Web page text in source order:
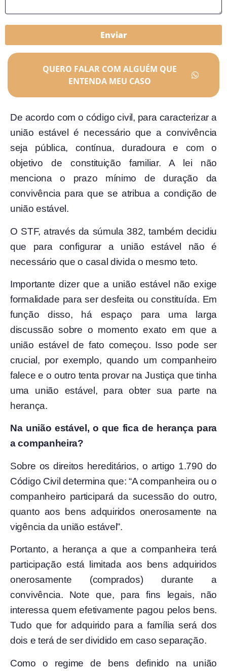
Enviar
QUERO FALAR COM ALGUÉM QUE
ENTENDA MEU CASO
De acordo com o código civil, para caracterizar a
união estável é necessário que a convivência
seja pública, contínua, duradoura e com o
objetivo de constituição familiar. A lei não
menciona o prazo mínimo de duração da
convivência para que se atribua a condição de
união estável.
O STF, através da súmula 382, também decidiu
que para configurar a união estável não é
necessário que o casal divida o mesmo teto.
Importante dizer que a união estável não exige
formalidade para ser desfeita ou constituída. Em
função disso, há espaço para uma larga
discussão sobre o momento exato em que a
união estável de fato começou. Isso pode ser
crucial, por exemplo, quando um companheiro
falece e o outro tenta provar na Justiça que tinha
uma união estável, para obter sua parte na
herança.
Na união estável, o que fica de herança para
a companheira?
Sobre os direitos hereditários, o artigo 1.790 do
Código Civil determina que: “A companheira ou o
companheiro participará da sucessão do outro,
quanto aos bens adquiridos onerosamente na
vigência da união estável”.
Portanto, a herança a que a companheira terá
participação está limitada aos bens adquiridos
onerosamente (comprados) durante a
convivência. Note que, para fins legais, não
interessa quem efetivamente pagou pelos bens.
Tudo que for adquirido para a família será dos
dois e terá de ser dividido em caso separação.
Como o regime de bens definido na união